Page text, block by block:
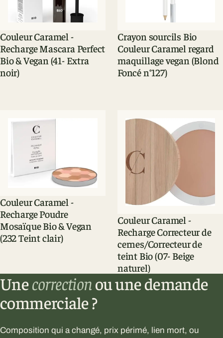
Couleur Caramel -
Recharge Mascara Perfect
Bio & Vegan (41- Extra
noir)
Crayon sourcils Bio
Couleur Caramel regard
maquillage vegan (Blond
Foncé n°127)
Couleur Caramel -
Recharge Poudre
Mosaïque Bio & Vegan
(232 Teint clair)
Couleur Caramel -
Recharge Correcteur de
cernes/Correcteur de
teint Bio (07- Beige
naturel)
Unecorrectionou une demande
commerciale ?
Composition qui a changé, prix périmé, lien mort, ou